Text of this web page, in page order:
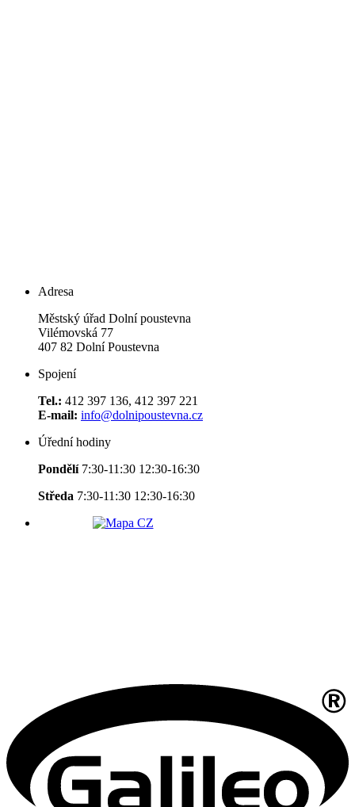
Adresa
Městský úřad Dolní poustevna
Vilémovská 77
407 82 Dolní Poustevna
Spojení
Tel.: 412 397 136, 412 397 221
E-mail: info@dolnipoustevna.cz
Úřední hodiny
Pondělí 7:30-11:30 12:30-16:30
Středa 7:30-11:30 12:30-16:30